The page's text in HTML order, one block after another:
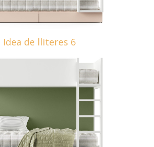
Idea de lliteres 6